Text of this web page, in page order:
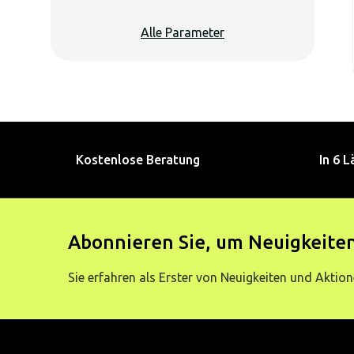
Alle Parameter
Kostenlose Beratung In 6
Abonnieren Sie, um
Sie erfahren als Erster von Neuigkeiten und